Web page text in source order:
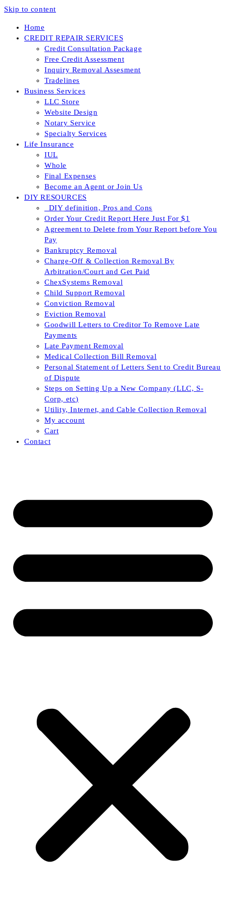
Skip to content
Home
CREDIT REPAIR SERVICES
Credit Consultation Package
Free Credit Assessment
Inquiry Removal Assesment
Tradelines
Business Services
LLC Store
Website Design
Notary Service
Specialty Services
Life Insurance
IUL
Whole
Final Expenses
Become an Agent or Join Us
DIY RESOURCES
_DIY definition, Pros and Cons
Order Your Credit Report Here Just For $1
Agreement to Delete from Your Report before You
Pay
Bankruptcy Removal
Charge-Off & Collection Removal By
Arbitration/Court and Get Paid
ChexSystems Removal
Child Support Removal
Conviction Removal
Eviction Removal
Goodwill Letters to Creditor To Remove Late
Payments
Late Payment Removal
Medical Collection Bill Removal
Personal Statement of Letters Sent to Credit Bureau
of Dispute
Steps on Setting Up a New Company (LLC, S-
Corp, etc)
Utility, Internet, and Cable Collection Removal
My account
Cart
Contact